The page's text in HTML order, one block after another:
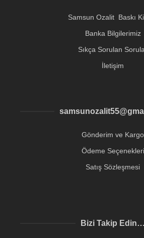
Samsun Ozalit Baskı
Banka Bilgilerimiz
Sıkça Sorulan
İletişim
Gönderim ve Kargo
Ödeme Seçenekleri
Satış Sözleşmesi
Bizi Takip Edin…